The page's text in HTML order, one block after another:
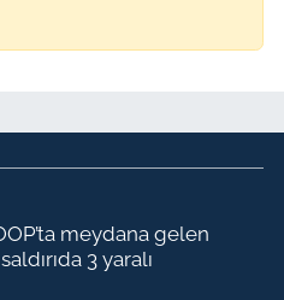
meydana gelen
3 yaralı